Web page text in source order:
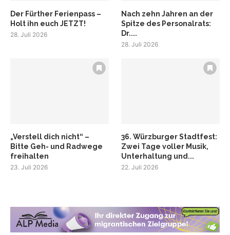
Der Fürther Ferienpass –
Holt ihn euch JETZT!
28. Juli 2026
Nach zehn Jahren an der
Spitze des Personalrats:
Dr....
28. Juli 2026
„Verstell dich nicht“ –
Bitte Geh- und Radwege
freihalten
23. Juli 2026
36. Würzburger Stadtfest:
Zwei Tage voller Musik,
Unterhaltung und...
22. Juli 2026